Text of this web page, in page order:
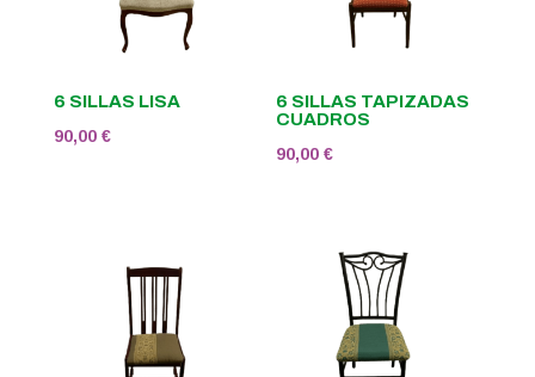
6 SILLAS LISA
90,00 €
6 SILLAS TAPIZADAS
CUADROS
90,00€